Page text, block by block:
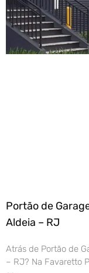
Portão de
Aldeia – RJ
Atrás de Portão de
– RJ? Na Favaretto